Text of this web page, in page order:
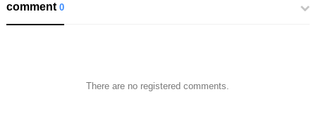
comment0
There are no registered comments.